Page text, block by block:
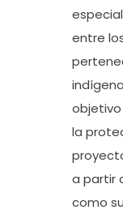
entre
la
a partir
como